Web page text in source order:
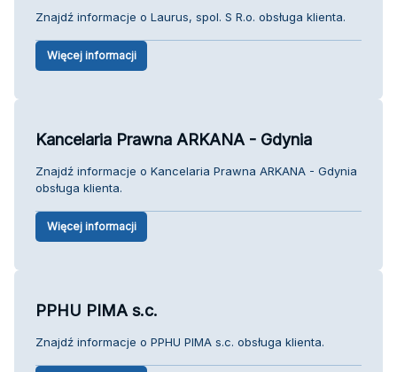
Znajdź informacje o Laurus, spol. S R.o. obsługa klienta.
Więcej informacji
Kancelaria Prawna ARKANA - Gdynia
Znajdź informacje o Kancelaria Prawna ARKANA - Gdynia
obsługa klienta.
Więcej informacji
PPHU PIMA s.c.
Znajdź informacje o PPHU PIMA s.c. obsługa klienta.